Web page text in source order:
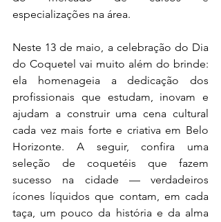
especializações na área.
Neste 13 de maio, a celebração do Dia
do Coquetel vai muito além do brinde:
ela homenageia a dedicação dos
profissionais que estudam, inovam e
ajudam a construir uma cena cultural
cada vez mais forte e criativa em Belo
Horizonte. A seguir, confira uma
seleção de coquetéis que fazem
sucesso na cidade — verdadeiros
ícones líquidos que contam, em cada
taça, um pouco da história e da alma